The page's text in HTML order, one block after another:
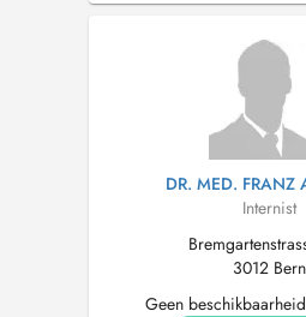
DR. MED. FRANZ
Internist
3012 Bern
Geen